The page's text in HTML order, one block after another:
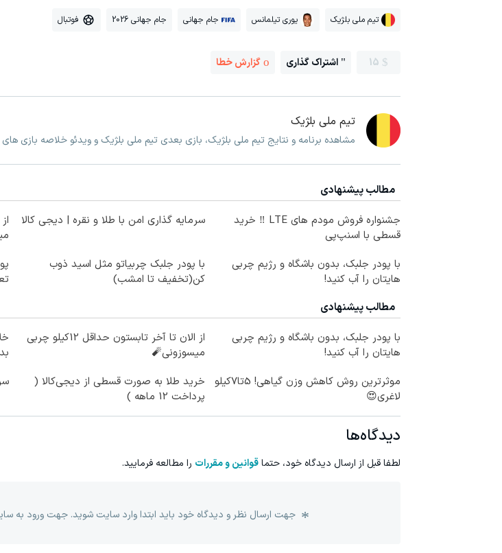
تیم ملی بلژیک یوری تیلمانس جام جهانی جام جهانی 2026 فوتبال
15 اشتراک گذاری گزارش خطا
تیم ملی بلژیک
مشاهده برنامه و نتایج تیم ملی بلژیک، بازی بعدی تیم ملی بلژیک و ویدئو خلاصه بازی
مطالب پیشنهادی
جشنواره فروش مودم های LTE ‼️ خرید
قسطی با اسنپ‌پی
سرمایه گذاری امن با طلا و نقره | دیجی کالا
با پودر جلبک، بدون باشگاه و رژیم چربی
هایتان را آب کنید!
با پودر جلبک چربیاتو مثل اسید ذوب
کن(تخفیف تا امشب)
مطالب پیشنهادی
با پودر جلبک، بدون باشگاه و رژیم چربی
هایتان را آب کنید!
از الان تا آخر تابستون حداقل 12کیلو چربی
میسوزونی🧨
موثرترین روش کاهش وزن گیاهی! 5تا۷کیلو
لاغری😍
خرید طلا به صورت قسطی از دیجی‌کالا (
پرداخت 12 ماهه )
دیدگاه‌ها
لطفا قبل از ارسال دیدگاه خود، حتماقوانین و مقررات را مطالعه فرمایید.
جهت ارسال نظر و دیدگاه خود باید ابتدا وارد سایت شوید. جهت ورود به